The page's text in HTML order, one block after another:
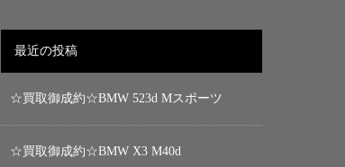
最近の投稿
☆買取御成約☆BMW 523d Mスポーツ
☆買取御成約☆BMW X3 M40d